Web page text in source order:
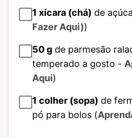
1 xícara (chá) de
Fazer Aqui))
50g de parmesão
temperado a gosto -
Aqui)
1 colher (sopa) de
pó para bolos (